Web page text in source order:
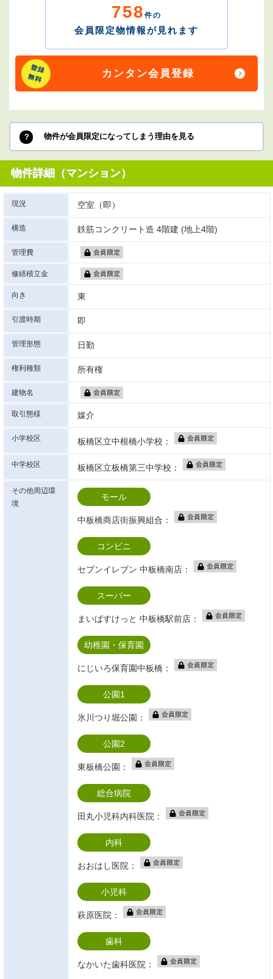
758 件の
会員限定物情報が見れます
カンタン会員登録
物件が会員限定になってしまう理由を見る
物件詳細（マンション）
現況 空室（即）
構造 鉄筋コンクリート造 4階建 (地上4階)
管理費
修繕積立金
向き 東
引渡時期 即
管理形態 日勤
権利種類 所有権
建物名
取引態様 媒介
小学校区 板橋区立中根橋小学校：
中学校区 板橋区立板橋第三中学校：
その他周辺環
境
モール
中板橋商店街振興組合：
コンビニ
セブンイレブン 中板橋南店：
スーパー
まいばすけっと 中板橋駅前店：
幼稚園・保育園
にじいろ保育園中板橋：
公園1
氷川つり堀公園：
公園2
東板橋公園：
総合病院
田丸小児科内科医院：
内科
おおはし医院：
小児科
萩原医院：
歯科
なかいた歯科医院：